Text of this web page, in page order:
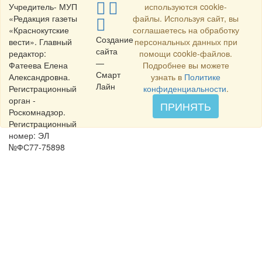
Учредитель- МУП
«Редакция газеты
«Краснокутские
вести». Главный
редактор:
Фатеева Елена
Александровна.
Регистрационный
орган -
Роскомнадзор.
Регистрационный
номер: ЭЛ
№ФС77-75898
Создание
сайта
—
Смарт
Лайн
используются cookie-
файлы. Используя сайт, вы
соглашаетесь на обработку
персональных данных при
помощи cookie-файлов.
Подробнее вы можете
узнать в Политике
конфиденциальности.
ПРИНЯТЬ